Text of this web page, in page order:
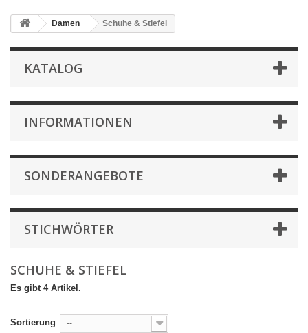
Damen Schuhe & Stiefel
KATALOG
INFORMATIONEN
SONDERANGEBOTE
STICHWÖRTER
SCHUHE & STIEFEL
Es gibt 4 Artikel.
Sortierung --